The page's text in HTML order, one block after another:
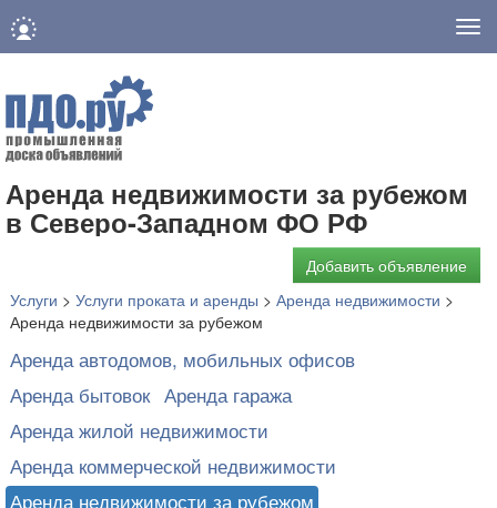
Аренда недвижимости за рубежом
в Северо-Западном ФО РФ
Добавить объявление
Услуги > Услуги проката и аренды > Аренда недвижимости >
Аренда недвижимости за рубежом
Аренда автодомов, мобильных офисов
Аренда бытовок Аренда гаража
Аренда жилой недвижимости
Аренда коммерческой недвижимости
Аренда недвижимости за рубежом